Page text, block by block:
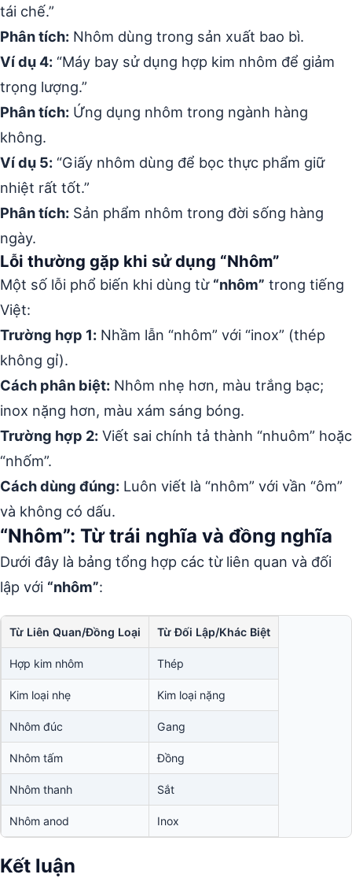
tái chế.”
Phân tích: Nhôm dùng trong sản xuất bao bì.
Ví dụ 4: “Máy bay sử dụng hợp kim nhôm để giảm
trọng lượng.”
Phân tích: Ứng dụng nhôm trong ngành hàng
không.
Ví dụ 5: “Giấy nhôm dùng để bọc thực phẩm giữ
nhiệt rất tốt.”
Phân tích: Sản phẩm nhôm trong đời sống hàng
ngày.
Lỗi thường gặp khi sử dụng “Nhôm”
Một số lỗi phổ biến khi dùng từ “nhôm” trong tiếng
Việt:
Trường hợp 1: Nhầm lẫn “nhôm” với “inox” (thép
không gỉ).
Cách phân biệt: Nhôm nhẹ hơn, màu trắng bạc;
inox nặng hơn, màu xám sáng bóng.
Trường hợp 2: Viết sai chính tả thành “nhuôm” hoặc
“nhốm”.
Cách dùng đúng: Luôn viết là “nhôm” với vần “ôm”
và không có dấu.
“Nhôm”: Từ trái nghĩa và đồng nghĩa
Dưới đây là bảng tổng hợp các từ liên quan và đối
lập với “nhôm”:
Từ Liên Quan/Đồng Loại Từ Đối Lập/Khác Biệt
Hợp kim nhôm Thép
Kim loại nhẹ Kim loại nặng
Nhôm đúc Gang
Nhôm tấm Đồng
Nhôm thanh Sắt
Nhôm anod Inox
Kết luận